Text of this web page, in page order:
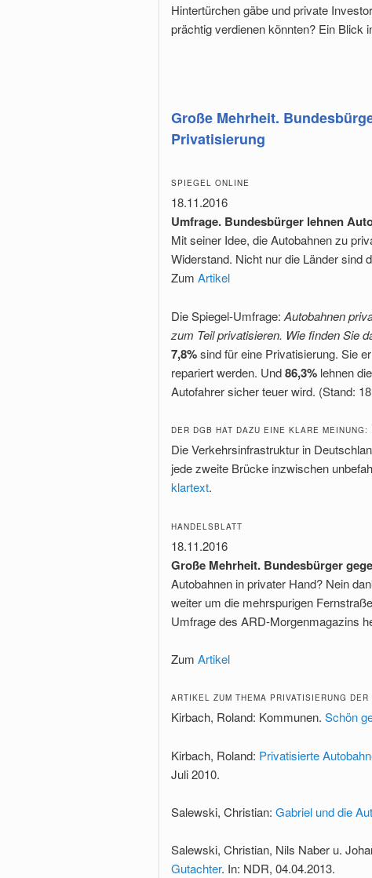
Hintertürchen gäbe und private
prächtig verdienen könnten? Ein Blick
Große Mehrheit.
Privatisierung
SPIEGEL ONLINE
18.11.2016
Umfrage. Bundesbürger lehnen
Mit seiner Idee, die Autobahnen zu
Widerstand. Nicht nur die Länder sind
Zum Artikel
Die Spiegel-Umfrage: Autobahnen
zum Teil privatisieren. Wie finden Sie
7,8%sind für eine Privatisierung. Sie
repariert werden. Und86,3% lehnen
Autofahrer sicher teuer wird. (Stand:
DER DGB HAT DAZU EINE KLARE
Die Verkehrsinfrastruktur in
jede zweite Brücke inzwischen
klartext.
HANDELSBLATT
18.11.2016
Große Mehrheit. Bundesbürger
Autobahnen in privater Hand? Nein
weiter um die mehrspurigen
Umfrage des ARD-Morgenmagazins
Zum Artikel
ARTIKEL ZUM THEMA PRIVATISIERUNG DER
Kirbach, Roland: Kommunen. Schön
Kirbach, Roland: Privatisierte
Juli 2010.
Salewski, Christian: Gabriel und die
Salewski, Christian, Nils Naber u.
Gutachter. In: NDR, 04.04.2013.